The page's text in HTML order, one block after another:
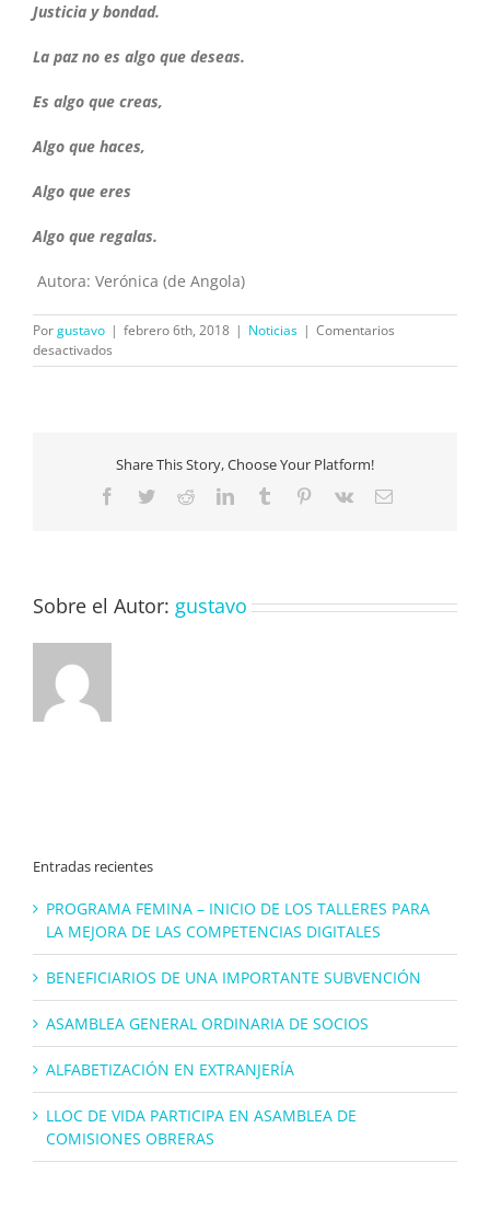
Justicia y bondad.
La paz no es algo que deseas.
Es algo que creas,
Algo que haces,
Algo que eres
Algo que regalas.
Autora: Verónica (de Angola)
Porgustavo | febrero 6th, 2018 | Noticias | Comentarios
desactivados
CELEBRACIÓN
PAZ
Share This Story, Choose Your Platform!
Facebook
TwitterRedditLinkedInTumblr Pinterest
Vk
Correo
Sobre el Autor: gustavo
Entradas recientes
PROGRAMA FEMINA – INICIO DE LOS TALLERES PARA
LA MEJORA DE LAS COMPETENCIAS DIGITALES
BENEFICIARIOS DE UNA IMPORTANTE SUBVENCIÓN
ASAMBLEA GENERAL ORDINARIA DE SOCIOS
ALFABETIZACIÓN EN EXTRANJERÍA
LLOC DE VIDA PARTICIPA EN ASAMBLEA DE
COMISIONES OBRERAS